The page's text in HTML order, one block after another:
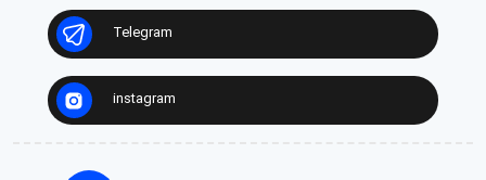
Telegram
instagram